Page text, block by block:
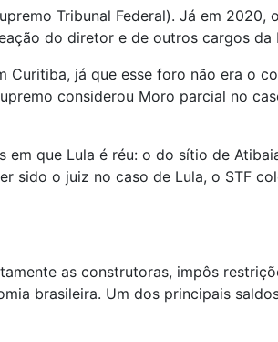
Tribunal Federal). Já em 2020,
do diretor e de outros cargos da
Curitiba, já que esse foro não era o
considerou Moro parcial no
que Lula é réu: o do sítio de
sido o juiz no caso de Lula, o STF
as construtoras, impôs
brasileira. Um dos principais